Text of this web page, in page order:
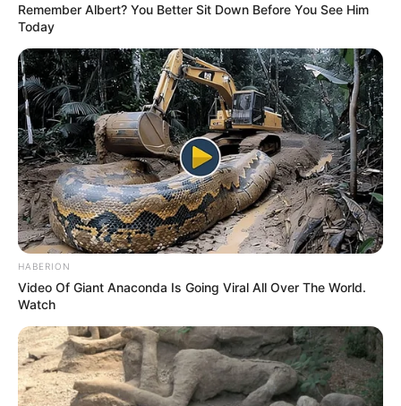
Remember Albert? You Better Sit Down Before You See Him
Today
HABERION
Video Of Giant Anaconda Is Going Viral All Over The World.
Watch